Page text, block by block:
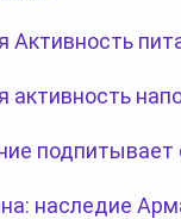
Активность
активность
подпитывает
наследие